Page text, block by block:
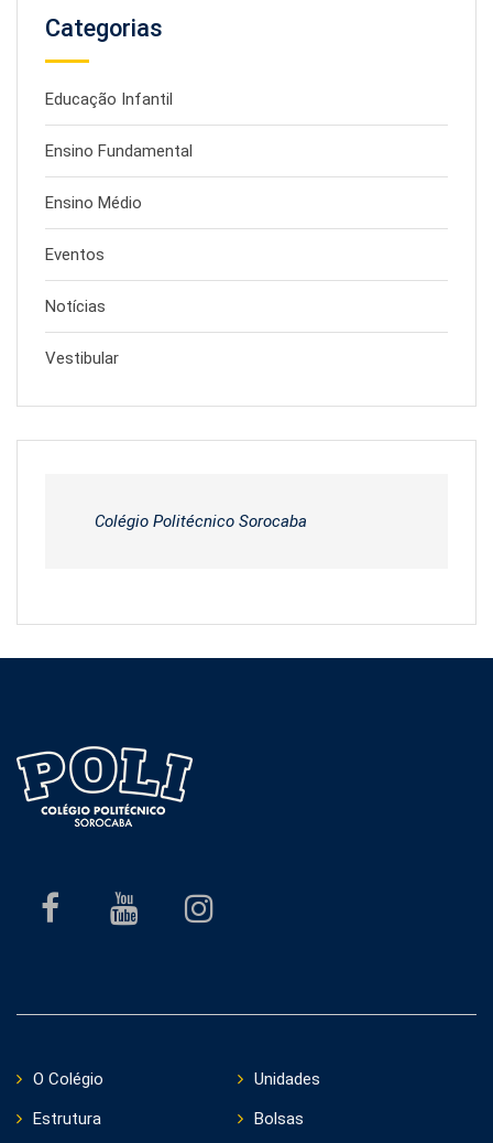
Categorias
Educação Infantil
Ensino Fundamental
Ensino Médio
Eventos
Notícias
Vestibular
Colégio Politécnico Sorocaba
O Colégio
Unidades
Estrutura
Bolsas